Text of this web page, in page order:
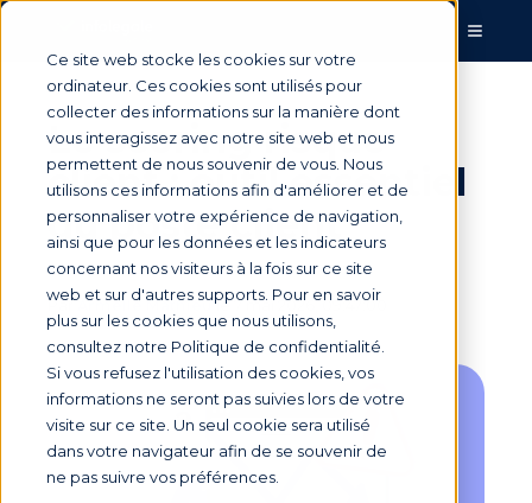
Ce site web stocke les cookies sur votre
ordinateur. Ces cookies sont utilisés pour
collecter des informations sur la manière dont
vous interagissez avec notre site web et nous
permettent de nous souvenir de vous. Nous
utilisons ces informations afin d'améliorer et de
personnaliser votre expérience de navigation,
ainsi que pour les données et les indicateurs
concernant nos visiteurs à la fois sur ce site
web et sur d'autres supports. Pour en savoir
plus sur les cookies que nous utilisons,
consultez notre Politique de confidentialité.
Si vous refusez l'utilisation des cookies, vos
informations ne seront pas suivies lors de votre
visite sur ce site. Un seul cookie sera utilisé
dans votre navigateur afin de se souvenir de
ne pas suivre vos préférences.
Le scoring risque
client : outil essentiel
du poste client
ParArmelle Mathieule 7 mai 2026, 09:47:00